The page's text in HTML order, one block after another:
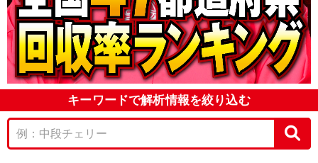
キーワードで解析情報を絞り込む